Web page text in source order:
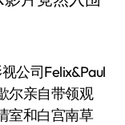
公司Felix&Paul
尔亲自带领观
室和白宫南草